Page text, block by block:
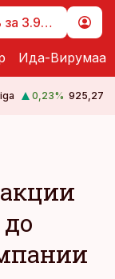
Подпишитесь за 3.99 €
Ида-Вирумаа
0,23% 925,27